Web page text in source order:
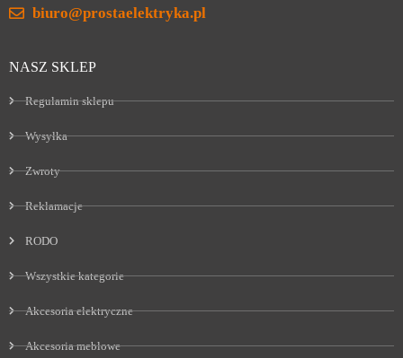
biuro@prostaelektryka.pl
NASZ SKLEP
Regulamin sklepu
Wysyłka
Zwroty
Reklamacje
RODO
Wszystkie kategorie
Akcesoria elektryczne
Akcesoria meblowe